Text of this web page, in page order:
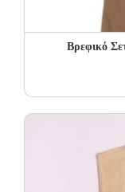
Βρεφικό